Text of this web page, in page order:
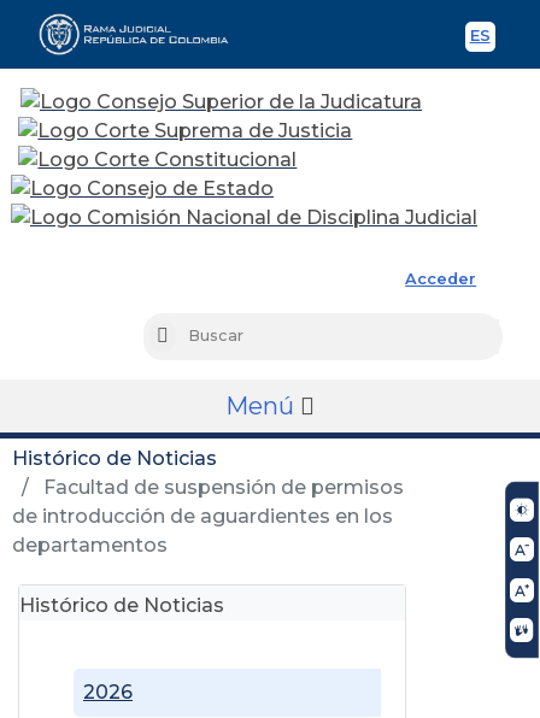
ES
Acceder
Buscar
Menú
Histórico de Noticias
Facultad de suspensión de permisos
de introducción de aguardientes en los
departamentos
Histórico de Noticias
2026